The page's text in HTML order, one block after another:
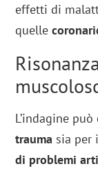
effetti di
quelle
L’indagine
trauma sia per
di problemi